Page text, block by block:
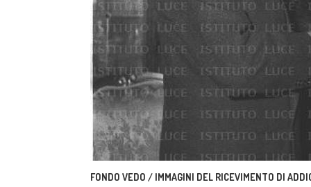
FONDO VEDO / IMMAGINI DEL RICEVIMENTO DI